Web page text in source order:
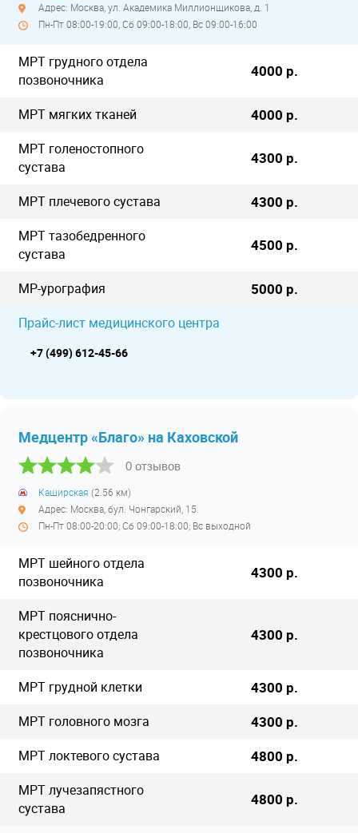
Адрес: Москва, ул. Академика Миллионщикова, д. 1
Пн-Пт 08:00-19:00, Сб 09:00-18:00, Вс 09:00-16:00
МРТ грудного отдела
позвоночника
4000 р.
МРТ мягких тканей 4000 р.
МРТ голеностопного
сустава
4300 р.
МРТ плечевого сустава 4300 р.
МРТ тазобедренного
сустава
4500 р.
МР-урография 5000 р.
Прайс-лист медицинского центра
+7 (499) 612-45-66
Медцентр «Благо» на Каховской
0 отзывов
Каширская (2.56 км)
Адрес: Москва, бул. Чонгарский, 15
Пн-Пт 08:00-20:00; Сб 09:00-18:00; Вс выходной
МРТ шейного отдела
позвоночника
4300 р.
МРТ пояснично-
крестцового отдела
позвоночника
4300 р.
МРТ грудной клетки 4300 р.
МРТ головного мозга 4300 р.
МРТ локтевого сустава 4800 р.
МРТ лучезапястного
сустава
4800 р.